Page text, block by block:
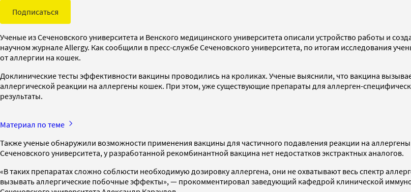
Подписаться
Ученые из Сеченовского университета и Венского медицинского университета описали устройство работы и
научном журнале Allergy. Как сообщили в пресс-службе Сеченовского университета, по итогам исследования
от аллергии на кошек.
Доклинические тесты эффективности вакцины проводились на кроликах. Ученые выяснили, что вакцина
аллергической реакции на аллергены кошек. При этом, уже существующие препараты для аллерген-
результаты.
Материал по теме
Также ученые обнаружили возможности применения вакцины для частичного подавления реакции на
Сеченовского университета, у разработанной рекомбинантной вакцина нет недостатков экстрактных аналогов.
«В таких препаратах сложно соблюсти необходимую дозировку аллергена, они не охватывают весь спектр
вызывать аллергические побочные эффекты», — прокомментировал заведующий кафедрой клинической